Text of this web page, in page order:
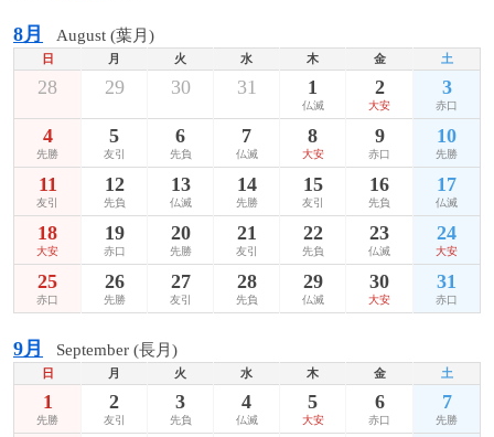
8月 August (葉月)
日 月 火 水 木 金 土
28 29 30 31 1
仏滅
2
大安
3
赤口
4
先勝
5
友引
6
先負
7
仏滅
8
大安
9
赤口
10
先勝
11
友引
12
先負
13
仏滅
14
先勝
15
友引
16
先負
17
仏滅
18
大安
19
赤口
20
先勝
21
友引
22
先負
23
仏滅
24
大安
25
赤口
26
先勝
27
友引
28
先負
29
仏滅
30
大安
31
赤口
9月 September (長月)
日 月 火 水 木 金 土
1
先勝
2
友引
3
先負
4
仏滅
5
大安
6
赤口
7
先勝